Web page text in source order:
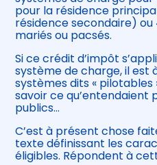
pour la résidence
résidence secondaire)
mariés ou pacsés.
Si ce crédit d’impôt
système de charge, il est
systèmes dits «
savoir ce qu’entendaient
publics…
C’est à présent chose
texte définissant les
éligibles. Répondent à